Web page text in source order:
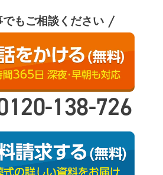
でもご相談ください
138-726